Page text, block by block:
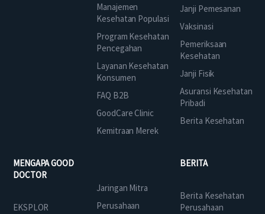
Manajemen
Kesehatan Populasi
Program Kesehatan
Pencegahan
Layanan Kesehatan
Konsumen
FAQ B2B
GoodCare Clinic
Kemitraan Merek
Janji Pemesanan
Vaksinasi
Pemeriksaan
Kesehatan
Janji Fisik
Asuransi Kesehatan
Pribadi
Berita Kesehatan
MENGAPA GOOD
DOCTOR
EKSPLOR
Jaringan Mitra
Perusahaan
BERITA
Berita Kesehatan
Perusahaan